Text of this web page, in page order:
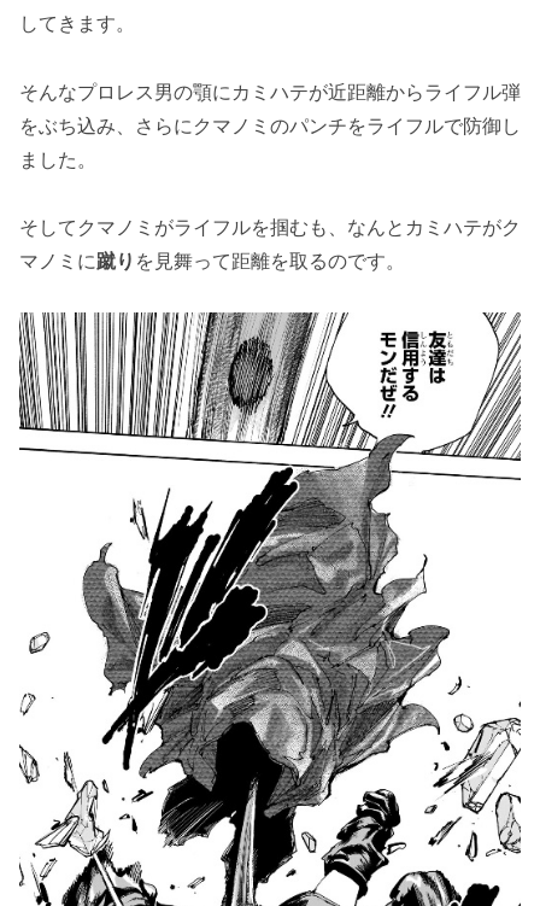
してきます。
そんなプロレス男の顎にカミハテが近距離からライフル弾
をぶち込み、さらにクマノミのパンチをライフルで防御し
ました。
そしてクマノミがライフルを掴むも、なんとカミハテがク
マノミに蹴り を見舞って距離を取るのです。